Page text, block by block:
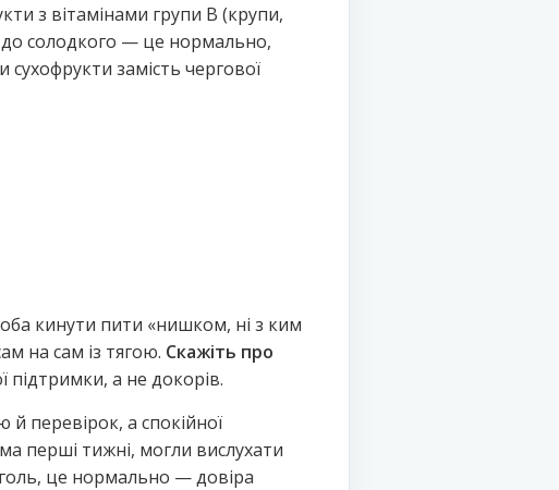
з вітамінами групи B (крупи,
до солодкого — це нормально,
замість чергової
кинути пити «нишком, ні з ким
на сам із тягою. Скажіть про
підтримки, а не докорів.
перевірок, а спокійної
перші тижні, могли вислухати
це нормально — довіра